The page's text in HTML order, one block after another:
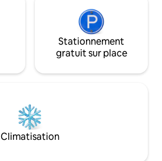
Stationnement
gratuit sur place
Climatisation